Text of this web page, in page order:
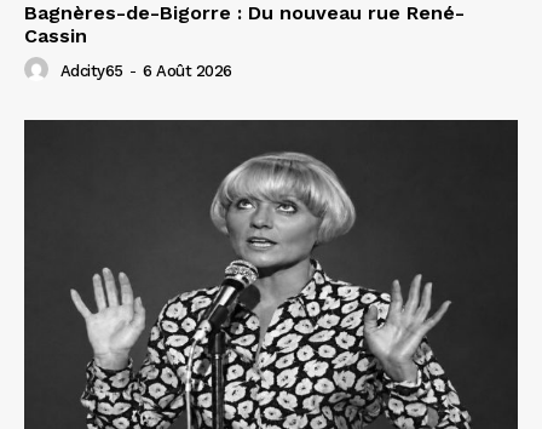
Bagnères-de-Bigorre : Du nouveau rue René-
Cassin
Adcity65 - 6 Août 2026